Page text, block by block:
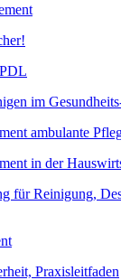
im
ambulante
in der
für Reinigung,
Praxisleitfaden